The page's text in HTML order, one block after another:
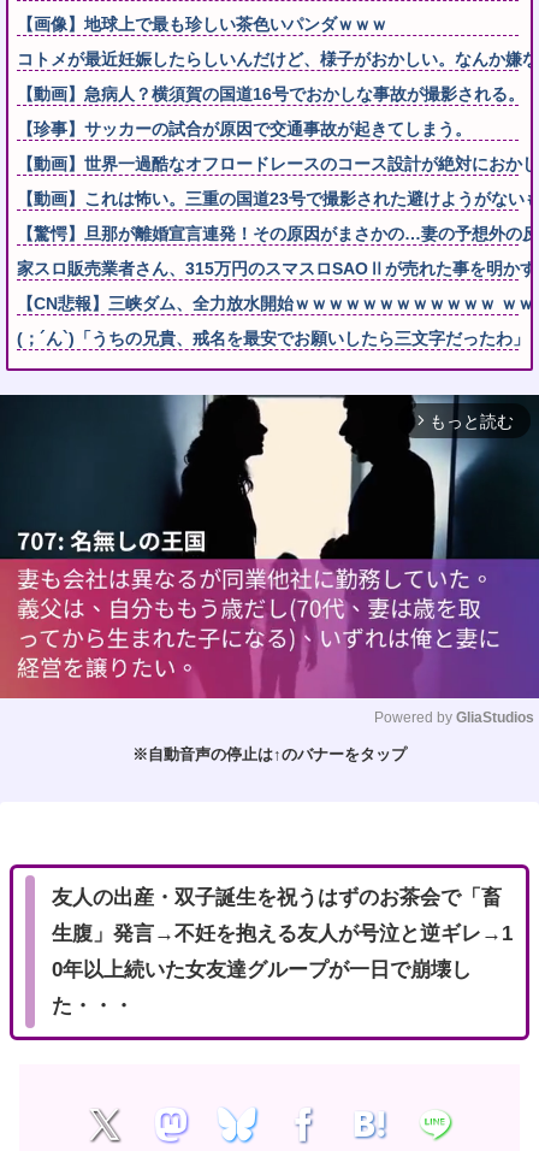
【画像】地球上で最も珍しい茶色いパンダｗｗｗ
コトメが最近妊娠したらしいんだけど、様子がおかしい。なんか嫌
【動画】急病人？横須賀の国道16号でおかしな事故が撮影される。
【珍事】サッカーの試合が原因で交通事故が起きてしまう。
【動画】世界一過酷なオフロードレースのコース設計が絶対におか
【動画】これは怖い。三重の国道23号で撮影された避けようがない
【驚愕】旦那が離婚宣言連発！その原因がまさかの…妻の予想外の
家スロ販売業者さん、315万円のスマスロSAOⅡが売れた事を明か
【CN悲報】三峡ダム、全力放水開始ｗｗｗｗｗｗｗｗｗｗｗｗ ｗｗ
(；´ん`)「うちの兄貴、戒名を最安でお願いしたら三文字だったわ」
arrow_forward_ios もっと読む
Powered by GliaStudios
※自動音声の停止は↑のバナーをタップ
友人の出産・双子誕生を祝うはずのお茶会で「畜
生腹」発言→不妊を抱える友人が号泣と逆ギレ→1
0年以上続いた女友達グループが一日で崩壊し
た・・・